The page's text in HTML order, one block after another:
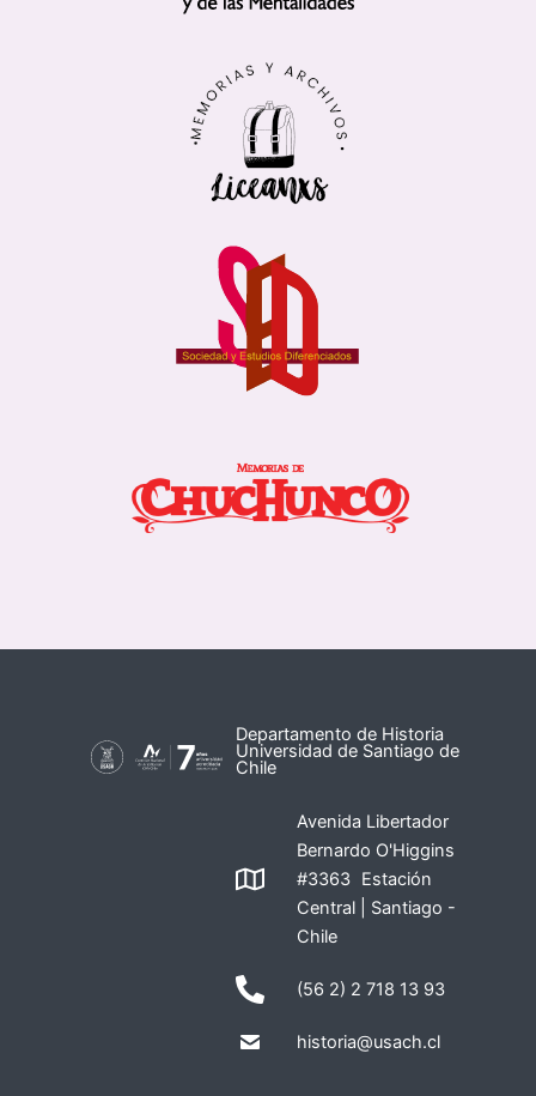
Departamento de Historia
Universidad de Santiago de
Chile
Avenida Libertador
Bernardo O'Higgins
#3363 Estación
Central | Santiago -
Chile
(56 2) 2 718 13 93
historia@usach.cl